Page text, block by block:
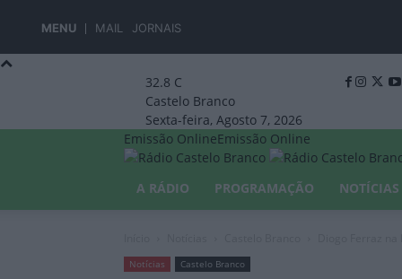
MENU MAIL JORNAIS
32.8 C
Castelo Branco
Sexta-feira, Agosto 7, 2026
Emissão OnlineEmissão Online
A RÁDIO
PROGRAMAÇÃO NOTÍCIAS
Notícias Castelo Branco